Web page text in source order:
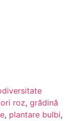
roz, grădină
, plantare bulbi,